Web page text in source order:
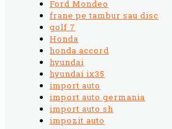
Ford Mondeo
frane pe tambur sau disc
golf 7
Honda
honda accord
hyundai
hyundai ix35
import auto
import auto germania
import auto sh
impozit auto